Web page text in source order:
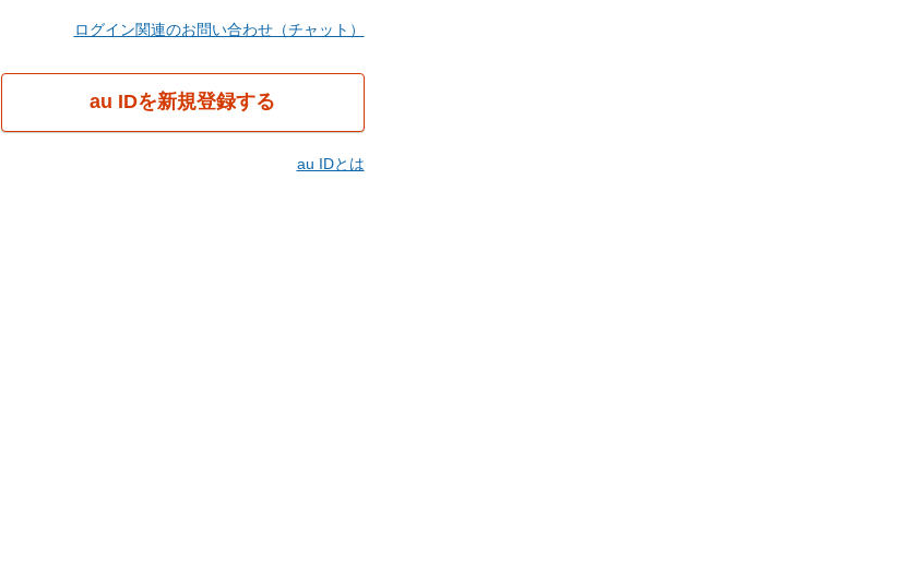
ログイン関連のお問い合わせ（チャット）
au IDを新規登録する
au IDとは